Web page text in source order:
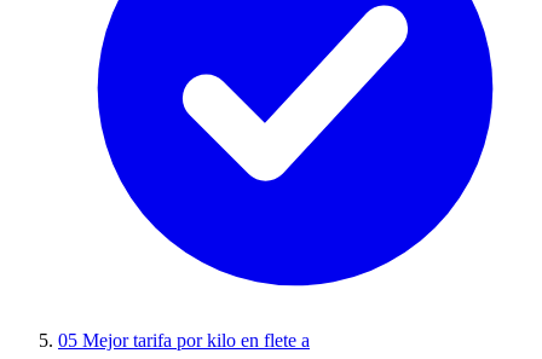
05 Mejor tarifa por kilo en flete a